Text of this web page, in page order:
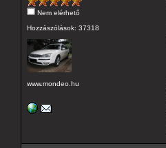
Nem elérhető
Hozzászólások: 37318
www.mondeo.hu